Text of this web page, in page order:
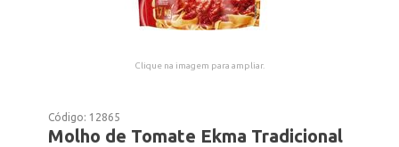
Clique na imagem para ampliar.
Código: 12865
Molho de Tomate Ekma Tradicional